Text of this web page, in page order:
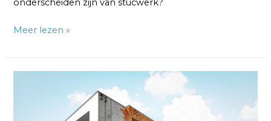
onderscheiden zijn van stucwerk?
Meer lezen »